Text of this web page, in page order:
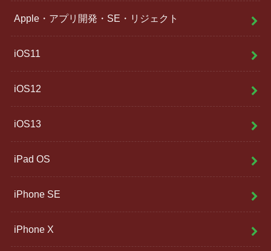
Apple・アプリ開発・SE・リジェクト
iOS11
iOS12
iOS13
iPad OS
iPhone SE
iPhone X